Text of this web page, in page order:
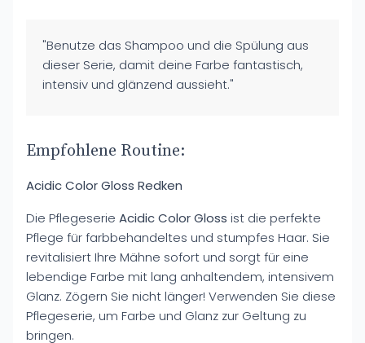
"Benutze das Shampoo und die Spülung aus
dieser Serie, damit deine Farbe fantastisch,
intensiv und glänzend aussieht."
Empfohlene Routine:
Acidic Color Gloss Redken
Die Pflegeserie Acidic Color Gloss ist die perfekte
Pflege für farbbehandeltes und stumpfes Haar. Sie
revitalisiert Ihre Mähne sofort und sorgt für eine
lebendige Farbe mit lang anhaltendem, intensivem
Glanz. Zögern Sie nicht länger! Verwenden Sie diese
Pflegeserie, um Farbe und Glanz zur Geltung zu
bringen.